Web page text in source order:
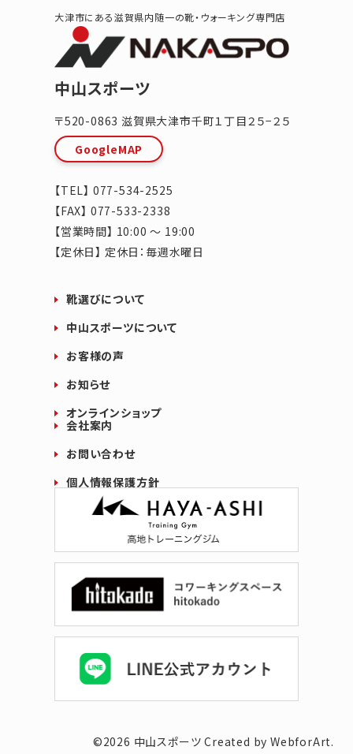
大津市にある滋賀県内随一の靴・ウォーキング専門店
中山スポーツ
〒520-0863 滋賀県大津市千町１丁目２５−２５
GoogleMAP
【TEL】 077-534-2525
【FAX】 077-533-2338
【営業時間】 10:00 ～ 19:00
【定休日】 定休日：毎週水曜日
靴選びについて
中山スポーツについて
お客様の声
お知らせ
オンラインショップ
会社案内
お問い合わせ
個人情報保護方針
©2026 中山スポーツ Created by WebforArt.